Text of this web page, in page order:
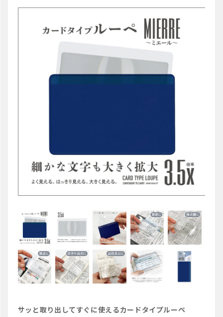
サッと取り出してすぐに使えるカードタイプルーペ